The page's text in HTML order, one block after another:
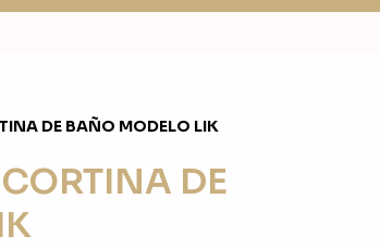
DE BAÑO MODELO LIK
DE